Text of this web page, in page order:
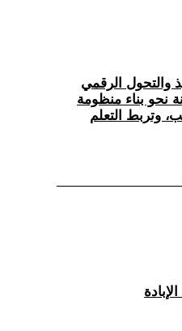
والتحول الرقمي
نحو بناء منظومة
وتربط التعلم